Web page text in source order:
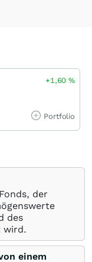
+1,60%
Portfolio
der
des
wird.
einem